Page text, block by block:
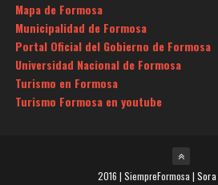
Mapa de Formosa
Municipalidad de Formosa
Portal Oficial del Gobierno de Formosa
Universidad Nacional de Formosa
Turismo en Formosa
Turismo Formosa en youtube
2016 | SiempreFormosa |